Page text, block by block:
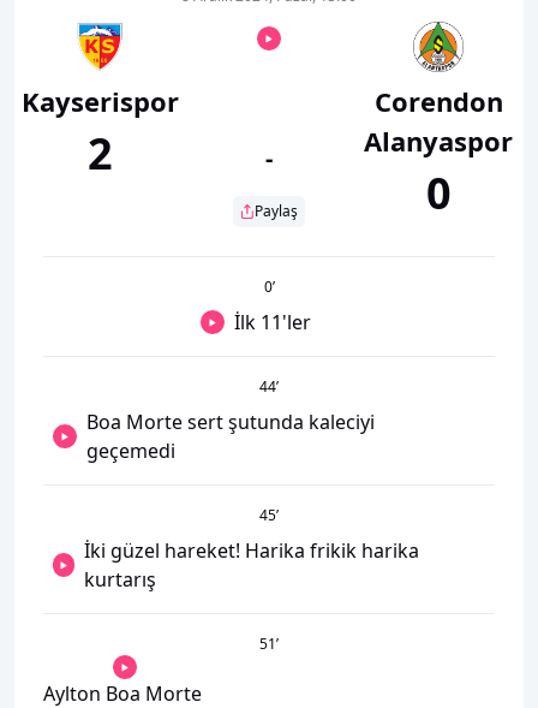
Kayserispor
2 -
Paylaş
Corendon
Alanyaspor
0
0’
İlk 11'ler
44’
Boa Morte sert şutunda kaleciyi
geçemedi
45’
İki güzel hareket! Harika frikik harika
kurtarış
51’
Aylton Boa Morte